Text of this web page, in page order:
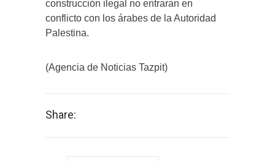
construcción ilegal no entraran en
conflicto con los árabes de la Autoridad
Palestina.
(Agencia de Noticias Tazpit)
Share: